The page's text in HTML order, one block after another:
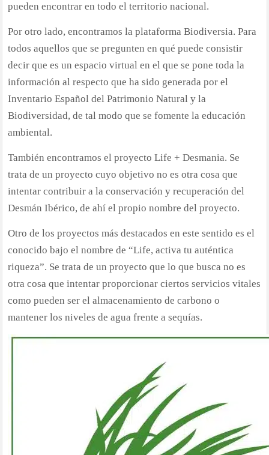
pueden encontrar en todo el territorio nacional.
Por otro lado, encontramos la plataforma Biodiversia. Para
todos aquellos que se pregunten en qué puede consistir
decir que es un espacio virtual en el que se pone toda la
información al respecto que ha sido generada por el
Inventario Español del Patrimonio Natural y la
Biodiversidad, de tal modo que se fomente la educación
ambiental.
También encontramos el proyecto Life + Desmania. Se
trata de un proyecto cuyo objetivo no es otra cosa que
intentar contribuir a la conservación y recuperación del
Desmán Ibérico, de ahí el propio nombre del proyecto.
Otro de los proyectos más destacados en este sentido es el
conocido bajo el nombre de “Life, activa tu auténtica
riqueza”. Se trata de un proyecto que lo que busca no es
otra cosa que intentar proporcionar ciertos servicios vitales
como pueden ser el almacenamiento de carbono o
mantener los niveles de agua frente a sequías.